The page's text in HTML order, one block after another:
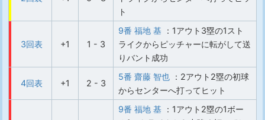
ト
3回表 +1 1 - 3
9番 福地 基 ：1アウト3塁の1スト
ライクからピッチャーに転がして送
りバント成功
4回表 +1 2 - 3
5番 齋藤 智也 ：2アウト2塁の初球
からセンターへ打ってヒット
9番 福地 基 ：1アウト2塁の1ボー